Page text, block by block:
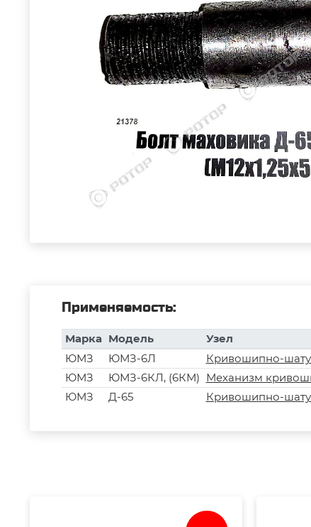
Применяемость:
Марка Модель
Узел
ЮМЗ
ЮМЗ-6Л
Кривошипно-
ЮМЗ
ЮМЗ-6КЛ, (6КМ) Механизм
ЮМЗ
Д-65 Кривошипно-